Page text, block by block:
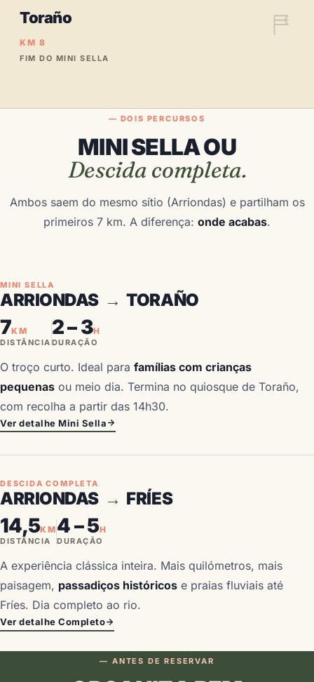
Toraño
KM 8
FIM DO MINI SELLA
— DOIS PERCURSOS
MINI SELLA OU
Descida completa.
Ambos saem do mesmo sítio (Arriondas) e partilham os
primeiros 7 km. A diferença: onde acabas.
MINI SELLA
ARRIONDAS → TORAÑO
7KM
DISTÂNCIA
2 – 3H
DURAÇÃO
O troço curto. Ideal para famílias com crianças
pequenas ou meio dia. Termina no quiosque de Toraño,
com recolha a partir das 14h30.
Ver detalhe Mini Sella
DESCIDA COMPLETA
ARRIONDAS → FRÍES
14,5KM
DISTÂNCIA
4 – 5H
DURAÇÃO
A experiência clássica inteira. Mais quilómetros, mais
paisagem, passadiços históricos e praias fluviais até
Fríes. Dia completo ao rio.
Ver detalhe Completo
— ANTES DE RESERVAR